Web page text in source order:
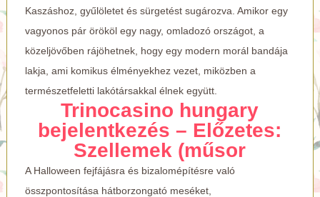
Kaszáshoz, gyűlöletet és sürgetést sugározva. Amikor egy
vagyonos pár örököl egy nagy, omladozó országot, a
közeljövőben rájöhetnek, hogy egy modern morál bandája
lakja, ami komikus élményekhez vezet, miközben a
természetfeletti lakótársakkal élnek együtt.
Trinocasino hungary
bejelentkezés – Előzetes:
Szellemek (műsor
A Halloween fejfájásra és bizalomépítésre való
összpontosítása hátborzongató meséket,